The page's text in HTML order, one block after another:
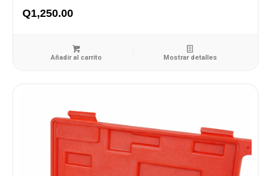
Q1,250.00
Añadir al carrito Mostrar detalles